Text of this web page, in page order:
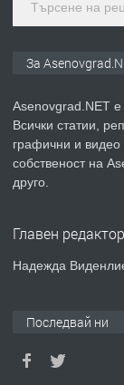
ПРЕДЛАГА
За
Asenovgrad.NET
Всички статии,
графични и видео
собственост на
друго.
Главен редактор
Надежда
Последвай ни